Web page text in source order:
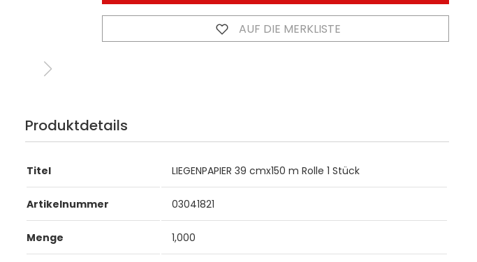
AUF DIE MERKLISTE
Produktdetails
Titel LIEGENPAPIER 39 cmx150 m Rolle 1 Stück
Artikelnummer 03041821
Menge 1,000